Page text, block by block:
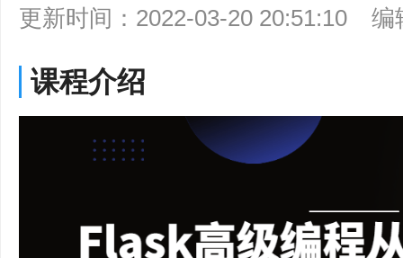
更新时间：2022-03-20 20:51:10 编
课程介绍